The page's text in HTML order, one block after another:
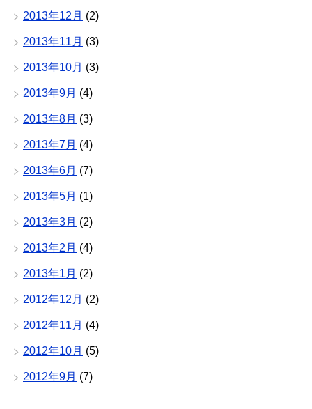
2013年12月 (2)
2013年11月 (3)
2013年10月 (3)
2013年9月 (4)
2013年8月 (3)
2013年7月 (4)
2013年6月 (7)
2013年5月 (1)
2013年3月 (2)
2013年2月 (4)
2013年1月 (2)
2012年12月 (2)
2012年11月 (4)
2012年10月 (5)
2012年9月 (7)